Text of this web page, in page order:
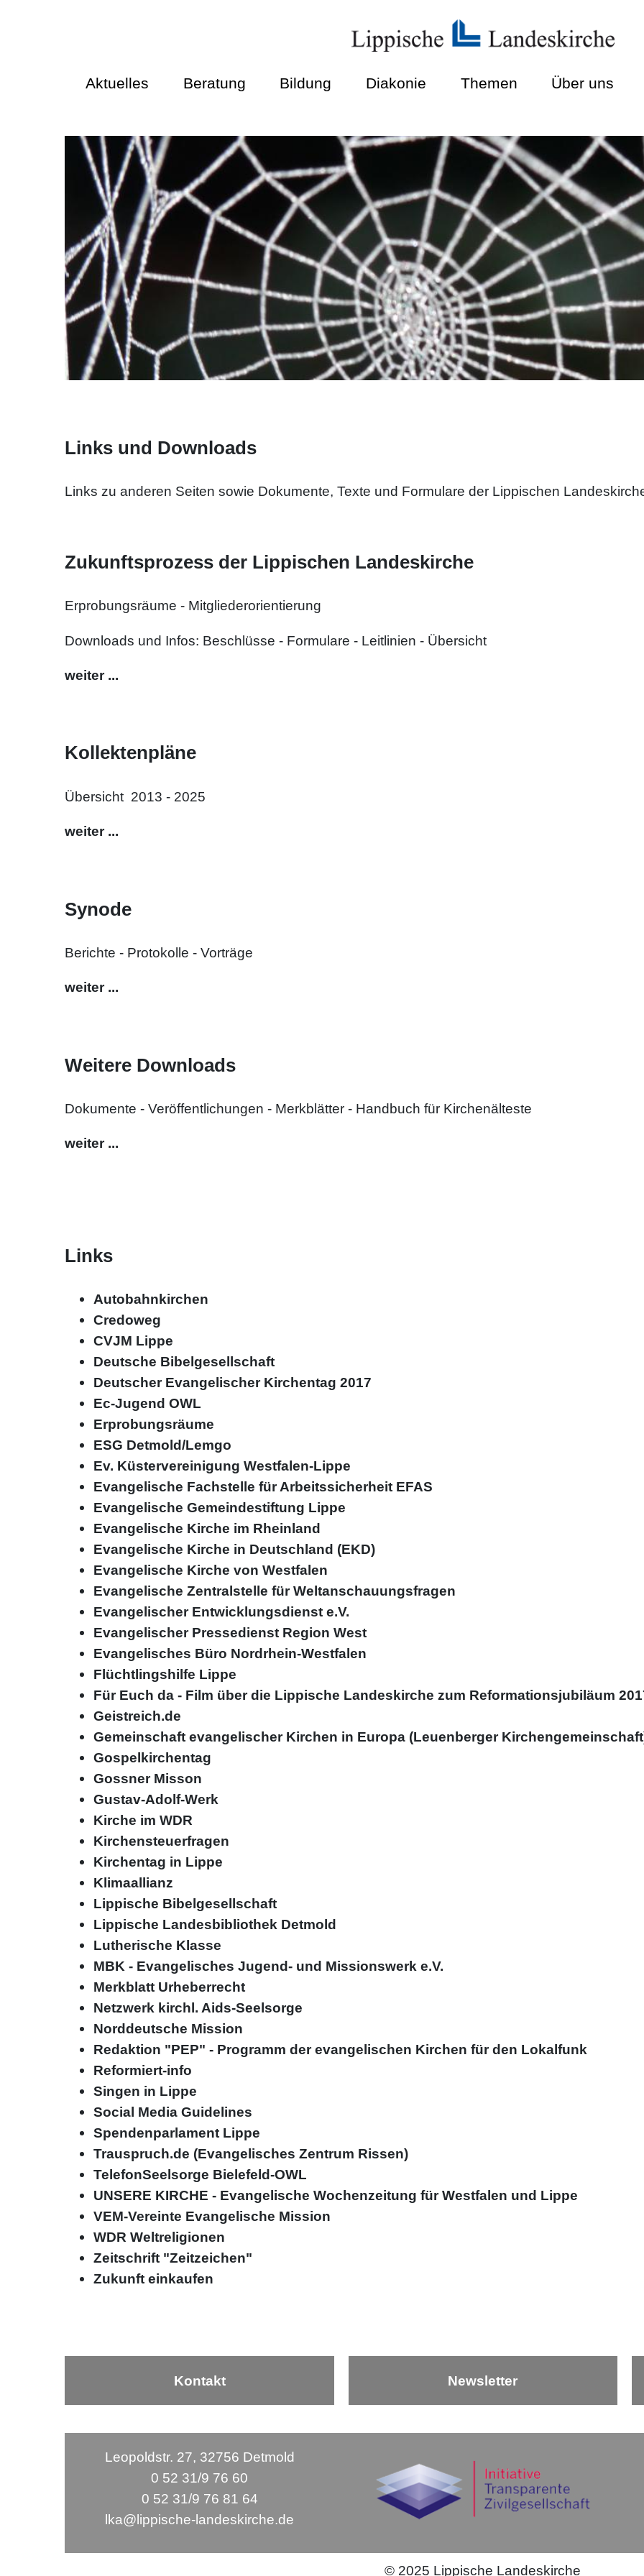
Aktuelles Beratung Bildung Diakonie Themen Über uns
Links und Downloads
Links zu anderen Seiten sowie Dokumente, Texte und Formulare der Lippischen
Zukunftsprozess der Lippischen Landeskirche
Erprobungsräume - Mitgliederorientierung
Downloads und Infos: Beschlüsse - Formulare - Leitlinien - Übersicht
weiter ...
Kollektenpläne
Übersicht 2013 - 2025
weiter ...
Synode
Berichte - Protokolle - Vorträge
weiter ...
Weitere Downloads
Dokumente - Veröffentlichungen - Merkblätter - Handbuch für Kirchenälteste
weiter ...
Links
Autobahnkirchen
Credoweg
CVJM Lippe
Deutsche Bibelgesellschaft
Deutscher Evangelischer Kirchentag 2017
Ec-Jugend OWL
Erprobungsräume
ESG Detmold/Lemgo
Ev. Küstervereinigung Westfalen-Lippe
Evangelische Fachstelle für Arbeitssicherheit EFAS
Evangelische Gemeindestiftung Lippe
Evangelische Kirche im Rheinland
Evangelische Kirche in Deutschland (EKD)
Evangelische Kirche von Westfalen
Evangelische Zentralstelle für Weltanschauungsfragen
Evangelischer Entwicklungsdienst e.V.
Evangelischer Pressedienst Region West
Evangelisches Büro Nordrhein-Westfalen
Flüchtlingshilfe Lippe
Für Euch da - Film über die Lippische Landeskirche zum Reformationsjubiläum
Geistreich.de
Gemeinschaft evangelischer Kirchen in Europa (Leuenberger
Gospelkirchentag
Gossner Misson
Gustav-Adolf-Werk
Kirche im WDR
Kirchensteuerfragen
Kirchentag in Lippe
Klimaallianz
Lippische Bibelgesellschaft
Lippische Landesbibliothek Detmold
Lutherische Klasse
MBK - Evangelisches Jugend- und Missionswerk e.V.
Merkblatt Urheberrecht
Netzwerk kirchl. Aids-Seelsorge
Norddeutsche Mission
Redaktion "PEP" - Programm der evangelischen Kirchen für den Lokalfunk
Reformiert-info
Singen in Lippe
Social Media Guidelines
Spendenparlament Lippe
Trauspruch.de (Evangelisches Zentrum Rissen)
TelefonSeelsorge Bielefeld-OWL
UNSERE KIRCHE - Evangelische Wochenzeitung für Westfalen und Lippe
VEM-Vereinte Evangelische Mission
WDR Weltreligionen
Zeitschrift "Zeitzeichen"
Zukunft einkaufen
Kontakt Newsletter
Leopoldstr. 27, 32756 Detmold
0 52 31/9 76 60
0 52 31/9 76 81 64
lka@lippische-landeskirche.de
© 2025 Lippische Landeskirche